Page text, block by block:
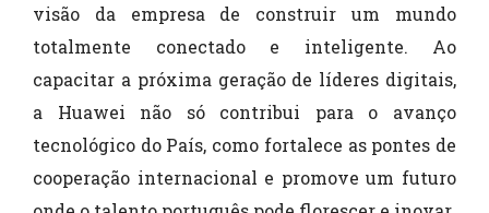
visão da empresa de construir um mundo
totalmente conectado e inteligente. Ao
capacitar a próxima geração de líderes digitais,
a Huawei não só contribui para o avanço
tecnológico do País, como fortalece as pontes de
cooperação internacional e promove um futuro